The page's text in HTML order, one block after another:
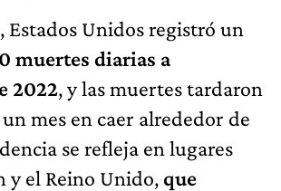
Estados Unidos registró un
muertes diarias a
2022, y las muertes tardaron
mes en caer alrededor de
se refleja en lugares
y el Reino Unido, que